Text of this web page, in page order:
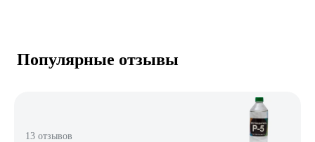
Популярные отзывы
13 отзывов